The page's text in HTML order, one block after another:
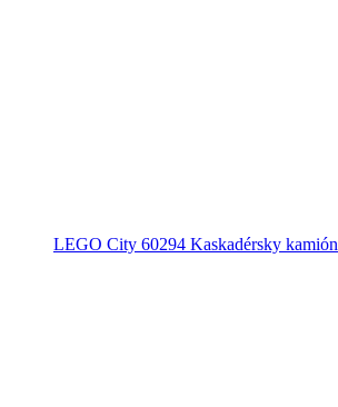
LEGO City 60294 Kaskadérsky kamión